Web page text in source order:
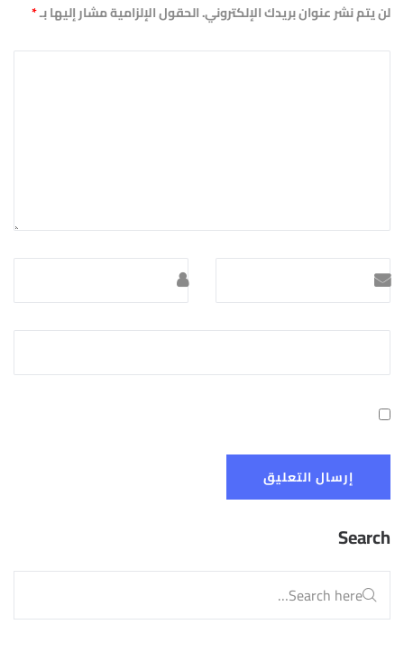
لن يتم نشر عنوان بريدك الإلكتروني.الحقول الإلزامية مشار إليها بـ*
Search